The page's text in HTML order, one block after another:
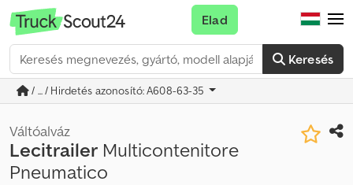
Keresés
Elad
/ ... / Hirdetés azonosító: A608-63-35
Váltóalváz
Lecitrailer Multicontenitore
Pneumatico